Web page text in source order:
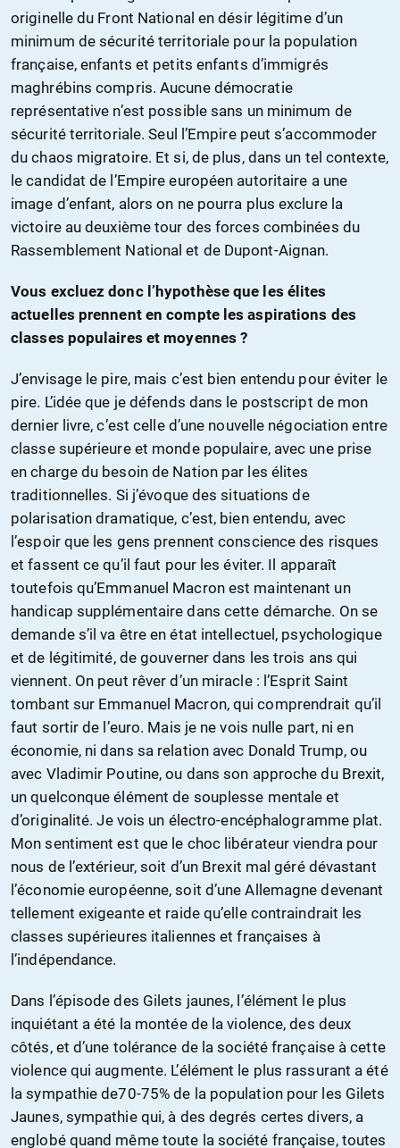
originelle du Front National en désir légitime d’un
minimum de sécurité territoriale pour la population
française, enfants et petits enfants d’immigrés
maghrébins compris. Aucune démocratie
représentative n’est possible sans un minimum de
sécurité territoriale. Seul l’Empire peut s’accommoder
du chaos migratoire. Et si, de plus, dans un tel contexte,
le candidat de l’Empire européen autoritaire a une
image d’enfant, alors on ne pourra plus exclure la
victoire au deuxième tour des forces combinées du
Rassemblement National et de Dupont-Aignan.
Vous excluez donc l’hypothèse que les élites
actuelles prennent en compte les aspirations des
classes populaires et moyennes ?
J’envisage le pire, mais c’est bien entendu pour éviter le
pire. L’idée que je défends dans le postscript de mon
dernier livre, c’est celle d’une nouvelle négociation entre
classe supérieure et monde populaire, avec une prise
en charge du besoin de Nation par les élites
traditionnelles. Si j’évoque des situations de
polarisation dramatique, c’est, bien entendu, avec
l’espoir que les gens prennent conscience des risques
et fassent ce qu’il faut pour les éviter. Il apparaît
toutefois qu’Emmanuel Macron est maintenant un
handicap supplémentaire dans cette démarche. On se
demande s’il va être en état intellectuel, psychologique
et de légitimité, de gouverner dans les trois ans qui
viennent. On peut rêver d’un miracle : l’Esprit Saint
tombant sur Emmanuel Macron, qui comprendrait qu’il
faut sortir de l’euro. Mais je ne vois nulle part, ni en
économie, ni dans sa relation avec Donald Trump, ou
avec Vladimir Poutine, ou dans son approche du Brexit,
un quelconque élément de souplesse mentale et
d’originalité. Je vois un électro-encéphalogramme plat.
Mon sentiment est que le choc libérateur viendra pour
nous de l’extérieur, soit d’un Brexit mal géré dévastant
l’économie européenne, soit d’une Allemagne devenant
tellement exigeante et raide qu’elle contraindrait les
classes supérieures italiennes et françaises à
l’indépendance.
Dans l’épisode des Gilets jaunes, l’élément le plus
inquiétant a été la montée de la violence, des deux
côtés, et d’une tolérance de la société française à cette
violence qui augmente. L’élément le plus rassurant a été
la sympathie de70-75% de la population pour les Gilets
Jaunes, sympathie qui, à des degrés certes divers, a
englobé quand même toute la société française, toutes